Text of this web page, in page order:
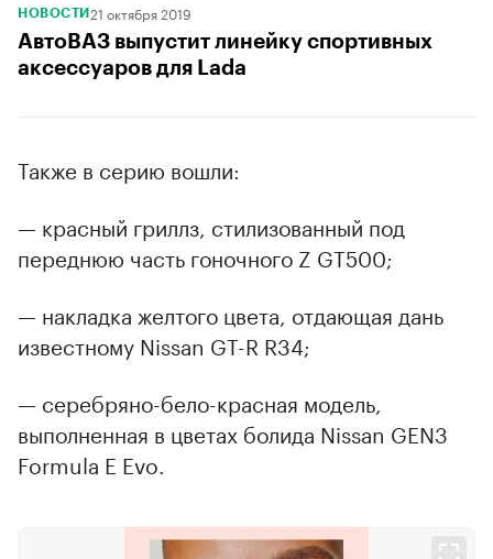
НОВОСТИ 21 октября 2019
АвтоВАЗ выпустит линейку спортивных
аксессуаров для Lada
Также в серию вошли:
— красный гриллз, стилизованный под
переднюю часть гоночного Z GT500;
— накладка желтого цвета, отдающая дань
известному Nissan GT-R R34;
— серебряно-бело-красная модель,
выполненная в цветах болида Nissan GEN3
Formula E Evo.